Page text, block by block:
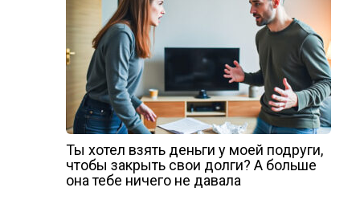
Ты хотел взять деньги у моей подруги,
чтобы закрыть свои долги? А больше
она тебе ничего не давала